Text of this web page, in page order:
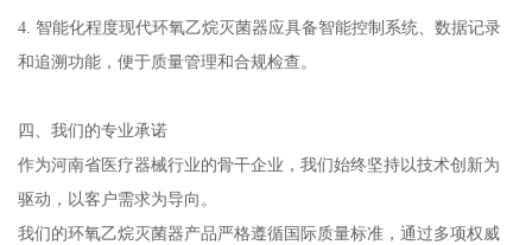
4. 智能化程度现代环氧乙烷灭菌器应具备智能控制系统、数据记录
和追溯功能，便于质量管理和合规检查。
四、我们的专业承诺
作为河南省医疗器械行业的骨干企业，我们始终坚持以技术创新为
驱动，以客户需求为导向。
我们的环氧乙烷灭菌器产品严格遵循国际质量标准，通过多项权威